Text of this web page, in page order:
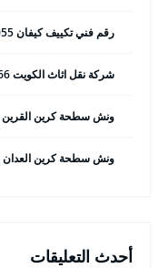
رقم فني تكييف كيفان 98025055 فني تكييف مركزي 24 ساعة
شركة نقل اثاث الكويت 50993766 هاف لوري وانيت نقل عفش
ونش سطحة كرين القرين 65557275 ونش سحب وانقاذ سيارات
ونش سطحة كرين العدان 65557275 ونش سحب وانقاذ سيارات
أحدث التعليقات